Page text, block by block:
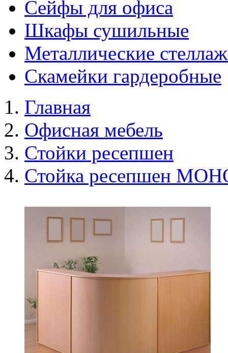
Сейфы для офиса
Шкафы сушильные
Металлические
Скамейки гардеробные
Главная
Офисная мебель
Стойки ресепшен
Стойка ресепшен